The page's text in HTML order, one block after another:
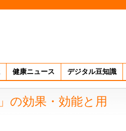
健康ニュース デジタル豆知識
の効果・効能と用